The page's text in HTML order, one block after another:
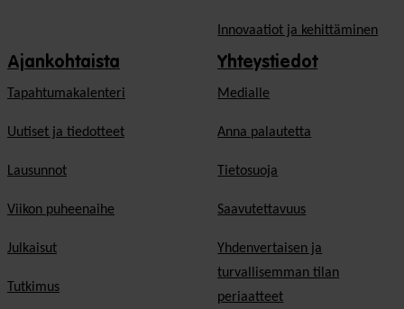
Innovaatiot ja kehittäminen
Ajankohtaista
Tapahtumakalenteri
Uutiset ja tiedotteet
Lausunnot
Viikon puheenaihe
Julkaisut
Tutkimus
Yhteystiedot
Medialle
Anna palautetta
Tietosuoja
Saavutettavuus
Yhdenvertaisen ja
turvallisemman tilan
periaatteet